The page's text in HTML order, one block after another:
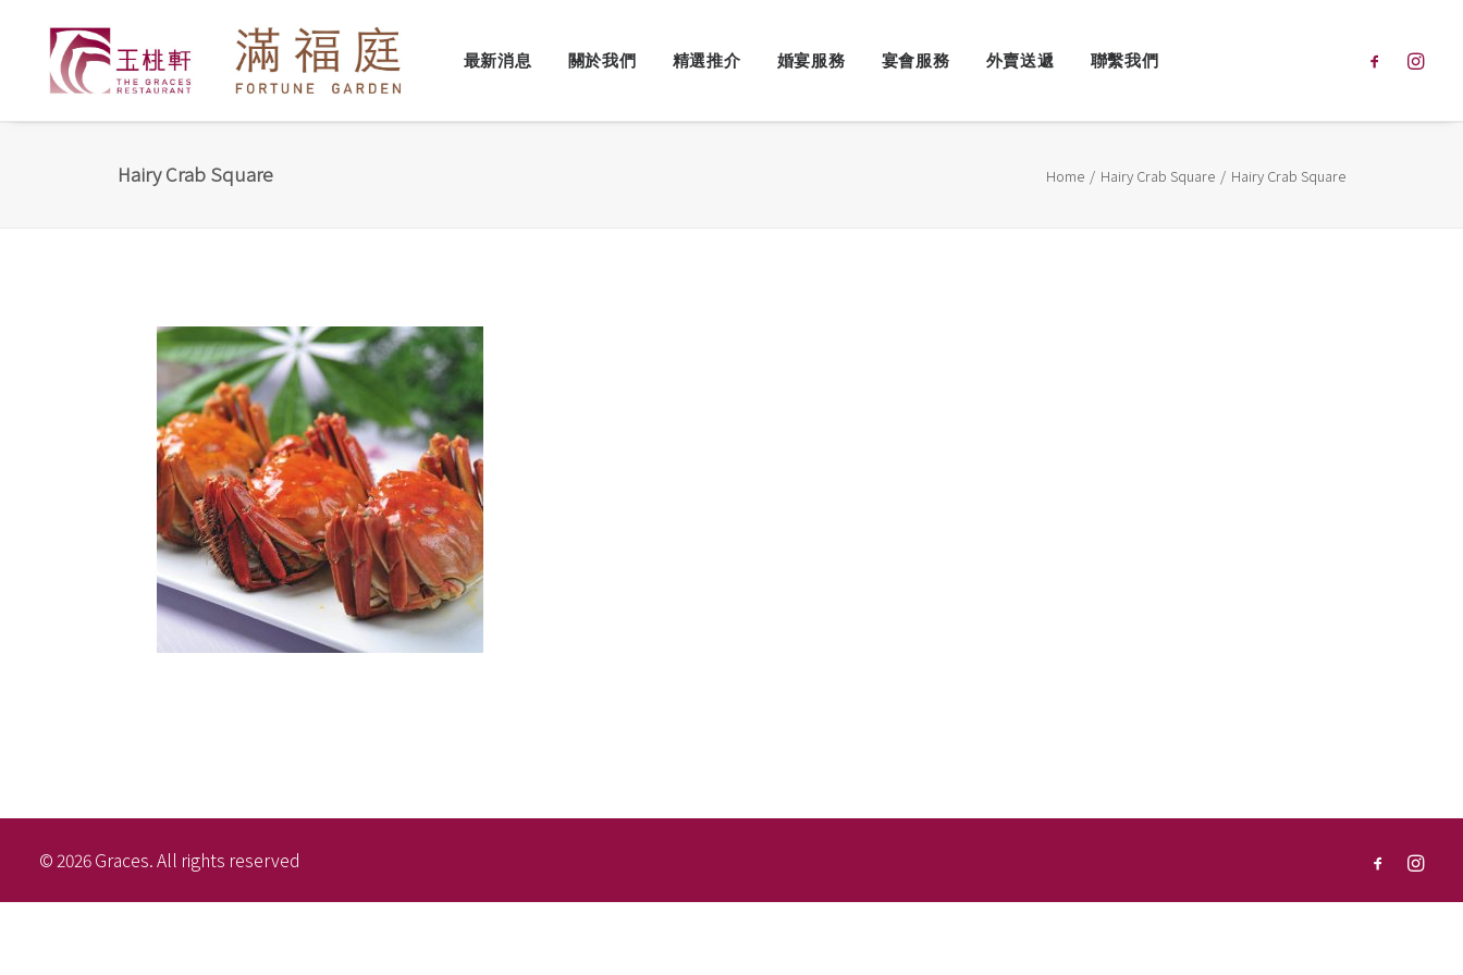
最新消息 關於我們 精選推介 婚宴服務 宴會服務 外賣送遞 聯繫我們
Hairy Crab Square Home Hairy Crab Square Hairy Crab Square
© 2026 Graces. All rights reserved